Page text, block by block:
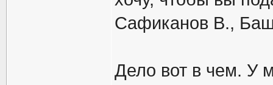
Сафиканов В.,
Дело вот в чем. У